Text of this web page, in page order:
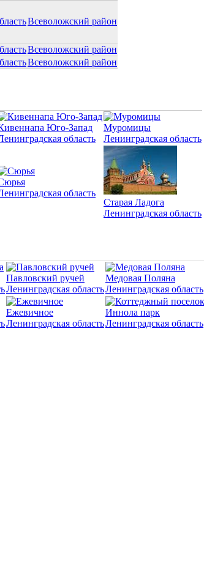
Всеволожский район
Всеволожский район
Всеволожский район
Юго-Запад
область
Муромицы
Ленинградская область
область
Старая Ладога
Ленинградская область
Павловский ручей
Ленинградская область
Медовая Поляна
Ленинградская область
Ежевичное
Ленинградская область
Иннола парк
Ленинградская область